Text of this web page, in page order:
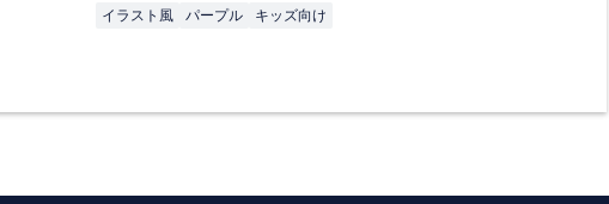
イラスト風 パープル キッズ向け